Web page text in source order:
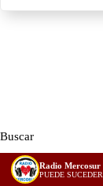
Buscar
Radio Mercosur
PUEDE SUCEDER